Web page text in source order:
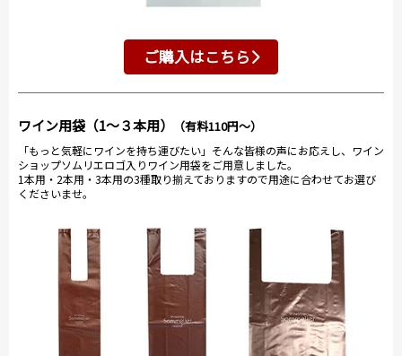
ご購入はこちら
ワイン用袋（1～３本用） （有料110円～）
「もっと気軽にワインを持ち運びたい」そんな皆様の声にお応えし、ワイン
ショップソムリエロゴ入りワイン用袋をご用意しました。
1本用・2本用・3本用の3種取り揃えておりますので用途に合わせてお選び
くださいませ。